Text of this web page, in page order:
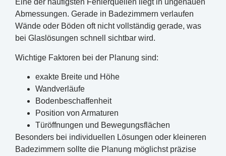
Eine der häufigsten Fehlerquellen liegt in ungenauen
Abmessungen. Gerade in Badezimmern verlaufen
Wände oder Böden oft nicht vollständig gerade, was
bei Glaslösungen schnell sichtbar wird.
Wichtige Faktoren bei der Planung sind:
exakte Breite und Höhe
Wandverläufe
Bodenbeschaffenheit
Position von Armaturen
Türöffnungen und Bewegungsflächen
Besonders bei individuellen Lösungen oder kleineren
Badezimmern sollte die Planung möglichst präzise